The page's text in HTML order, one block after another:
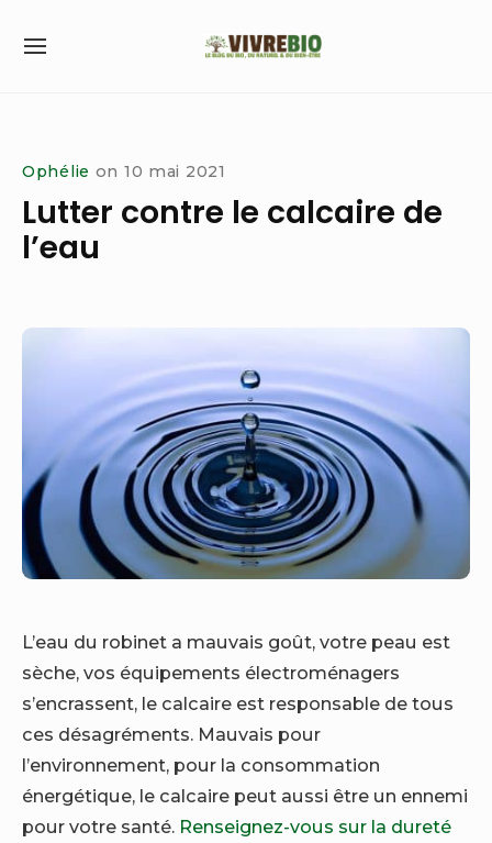
SITE
Ophélie on 10 mai 2021
Lutter contre le calcaire de
l’eau
L’eau du robinet a mauvais goût, votre peau est
sèche, vos équipements électroménagers
s’encrassent, le calcaire est responsable de tous
ces désagréments. Mauvais pour
l’environnement, pour la consommation
énergétique, le calcaire peut aussi être un ennemi
pour votre santé. Renseignez-vous sur la dureté